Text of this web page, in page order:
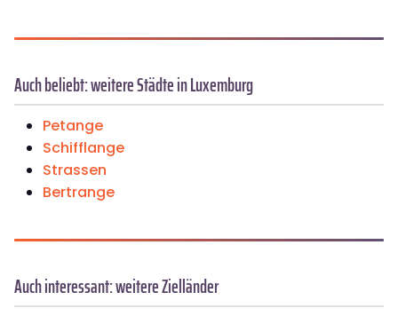
Auch beliebt: weitere Städte in Luxemburg
Petange
Schifflange
Strassen
Bertrange
Auch interessant: weitere Zielländer